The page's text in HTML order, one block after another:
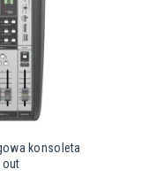
konsoleta
out